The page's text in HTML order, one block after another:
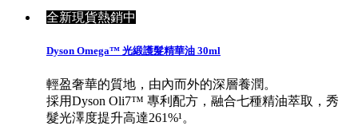
全新現貨熱銷中
Dyson Omega™ 光緞護髮精華油 30ml
輕盈奢華的質地，由內而外的深層養潤。
採用Dyson Oli7™ 專利配方，融合七種精油萃取，秀
髮光澤度提升高達261%¹。